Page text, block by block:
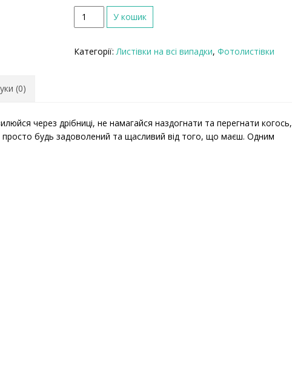
і
ь
ь
У кошик
Категорії:Листівки на всі випадки, Фотолистівки
(0)
через дрібниці, не намагайся наздогнати та перегнати когось,
будь задоволений та щасливий від того, що маєш. Одним